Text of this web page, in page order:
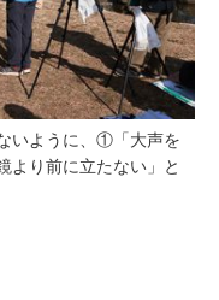
いように、①「大声を
り前に立たない」と